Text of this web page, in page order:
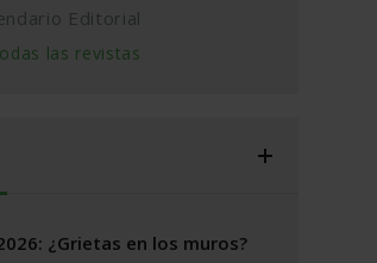
Editorial
las revistas
¿Grietas en los muros?